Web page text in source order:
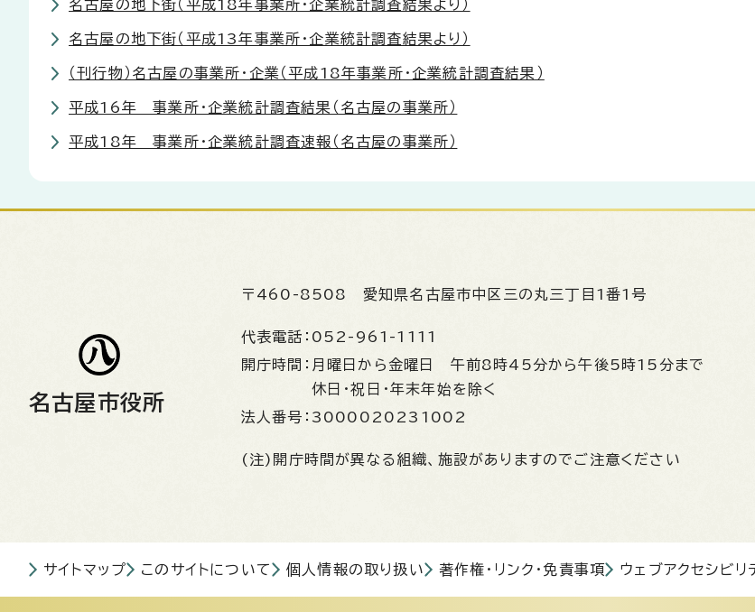
名古屋の地下街（平成18年事業所・企業統計調査結果より）
名古屋の地下街（平成13年事業所・企業統計調査結果より）
（刊行物）名古屋の事業所・企業（平成18年事業所・企業統計調査結果）
平成16年 事業所・企業統計調査結果（名古屋の事業所）
平成18年 事業所・企業統計調査速報（名古屋の事業所）
名古屋市役所
〒460-8508 愛知県名古屋市中区三の丸三丁目1番1号
代表電話： 052-961-1111
開庁時間： 月曜日から金曜日 午前8時45分から午後5時15分まで
休日・祝日・年末年始を除く
法人番号： 3000020231002
(注)開庁時間が異なる組織、施設がありますのでご注意ください
サイトマップ このサイトについて 個人情報の取り扱い 著作権・リンク・免責事項 ウェブアクセシビリ